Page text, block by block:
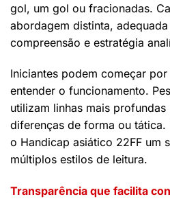
gol, um gol ou fracionadas.
abordagem distinta,
compreensão e estratégia
Iniciantes podem começar
entender o funcionamento.
utilizam linhas mais
diferenças de forma ou tática.
o Handicap asiático 22FF um
múltiplos estilos de leitura.
Transparência que facilita